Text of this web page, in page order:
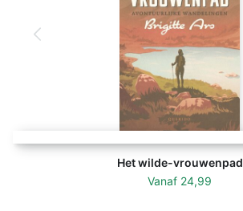
Het wilde-vrouwenpad
Vanaf 24,99